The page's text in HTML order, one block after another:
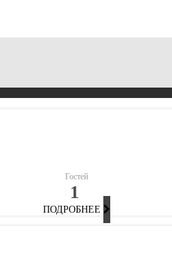
Гостей
1
ПОДРОБНЕЕ